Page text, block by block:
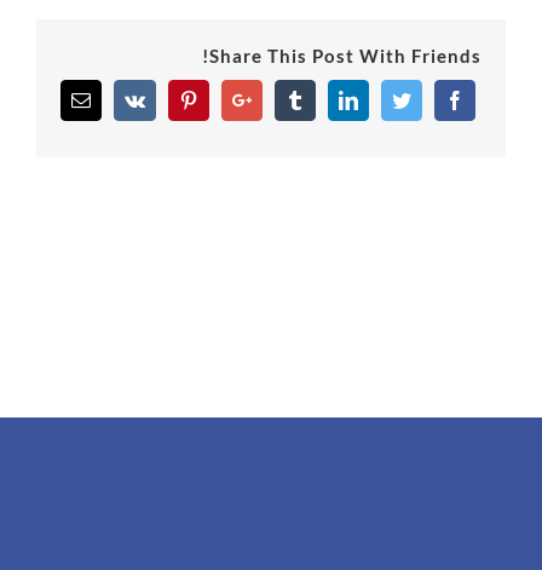
Share This Post With Friends!
Facebook
Twitter
Linkedin
Tumblr
Google+
Pinterest
Vk
Email